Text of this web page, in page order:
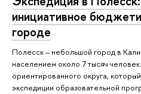
инициативное
городе
Полесск – небольшой город в
населением около 7 тысяч
ориентированного округа,
экспедиции образовательной